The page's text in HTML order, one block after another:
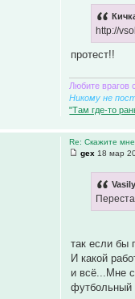
http://
протест!!
Любите врагов
Никому не
"Там где-то
Re: Скажите
gex 18 мар
так если бы
И какой
и всё...Мне
футбольный